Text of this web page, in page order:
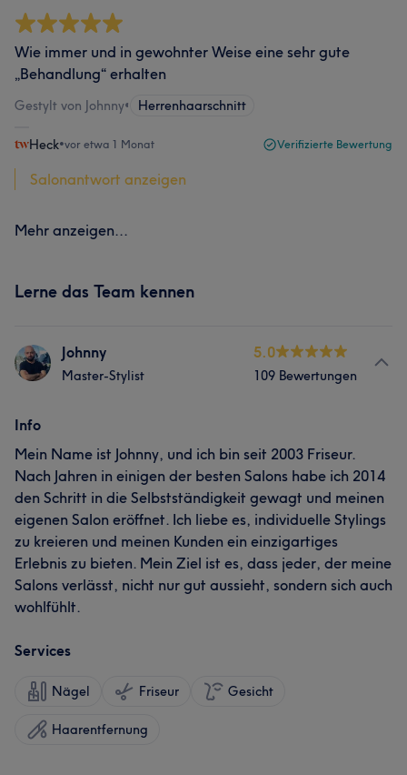
Wie immer und in gewohnter Weise eine sehr gute
„Behandlung“ erhalten
Gestylt von Johnny• Herrenhaarschnitt
Heck•vor etwa 1 Monat Verifizierte Bewertung
Salonantwort anzeigen
Mehr anzeigen...
Lerne das Team kennen
Johnny
Master-Stylist
5.0
109 Bewertungen
Info
Mein Name ist Johnny, und ich bin seit 2003 Friseur.
Nach Jahren in einigen der besten Salons habe ich 2014
den Schritt in die Selbstständigkeit gewagt und meinen
eigenen Salon eröffnet. Ich liebe es, individuelle Stylings
zu kreieren und meinen Kunden ein einzigartiges
Erlebnis zu bieten. Mein Ziel ist es, dass jeder, der meine
Salons verlässt, nicht nur gut aussieht, sondern sich auch
wohlfühlt.
Services
Nägel Friseur Gesicht
Haarentfernung